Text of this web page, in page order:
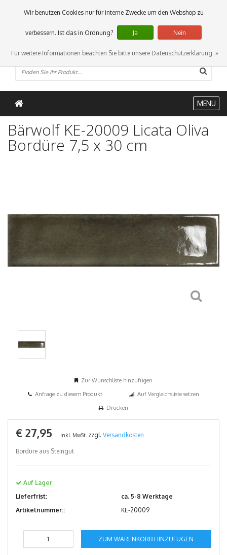
0 Artikel
MENU
Bärwolf KE-20009 Licata Oliva
Bordüre 7,5 x 30 cm
Zur Wunschliste hinzufügen
Anfrage zu diesem Produkt
Auf Vergleichsliste setzen
Drucken
€ 27,95 Inkl. MwSt. zzgl. Versandkosten
Bordüre aus Steingut
Auf Lager
Lieferfrist:
ca. 5-8 Werktage
Artikelnummer::
KE-20009
ZUM WARENKORB HINZUFÜGEN
Wir benutzen Cookies nur für interne Zwecke um den Webshop zu
verbessern. Ist das in Ordnung? Ja Nein
Für weitere Informationen beachten Sie bitte unsere Datenschutzerklärung. »